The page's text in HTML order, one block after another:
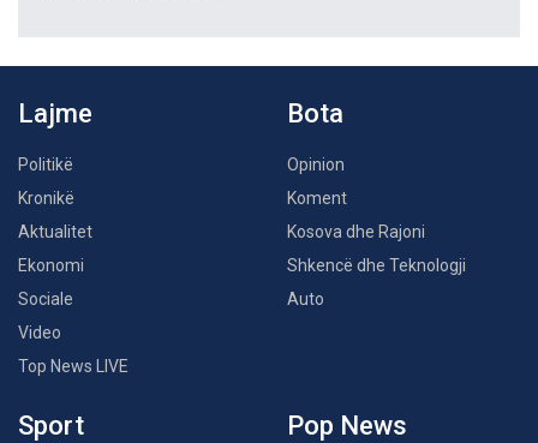
Lajme
Politikë
Kronikë
Aktualitet
Ekonomi
Sociale
Video
Top News LIVE
Bota
Opinion
Koment
Kosova dhe Rajoni
Shkencë dhe Teknologji
Auto
Sport Pop News